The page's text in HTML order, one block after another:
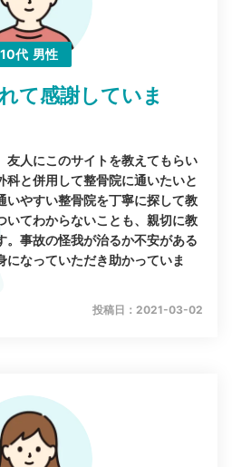
10代 男性
て感謝していま
友人にこのサイトを教えてもらい
科と併用して整骨院に通いたいと
いやすい整骨院を丁寧に探して教
いてわからないことも、親切に教
。事故の怪我が治るか不安がある
になっていただき助かっていま
投稿日：2021-03-02